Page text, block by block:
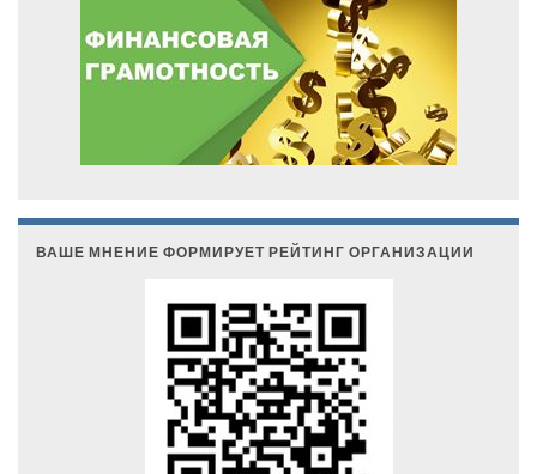
ВАШЕ МНЕНИЕ ФОРМИРУЕТ РЕЙТИНГ ОРГАНИЗАЦИИ